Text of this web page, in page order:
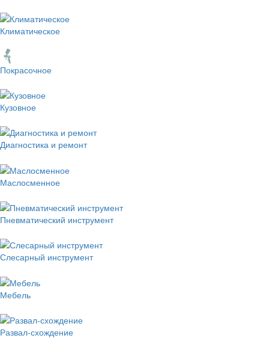
Климатическое
Покрасочное
Кузовное
Диагностика и ремонт
Маслосменное
Пневматический инструмент
Слесарный инструмент
Мебель
Развал-схождение